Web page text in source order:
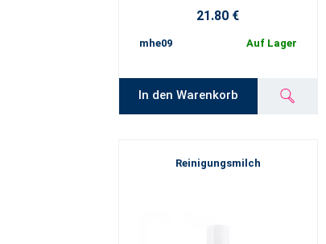
21.80 €
mhe09 Auf Lager
In den Warenkorb
Reinigungsmilch